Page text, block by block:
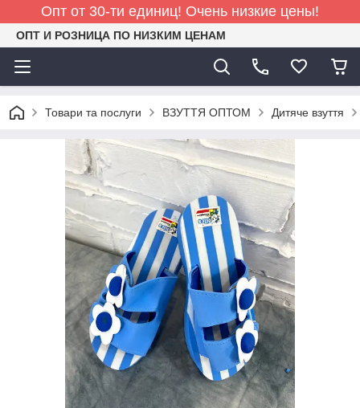
Опт от 30-ти единиц! Очень низкие цены!
ОПТ И РОЗНИЦА ПО НИЗКИМ ЦЕНАМ
Товари та послуги ВЗУТТЯ ОПТОМ Дитяче взуття